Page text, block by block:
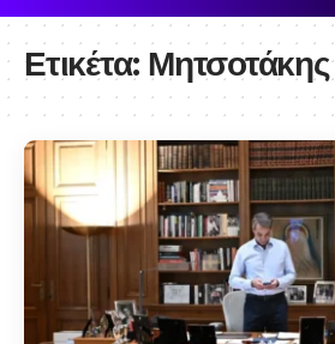
Ετικέτα: Μητσοτάκης